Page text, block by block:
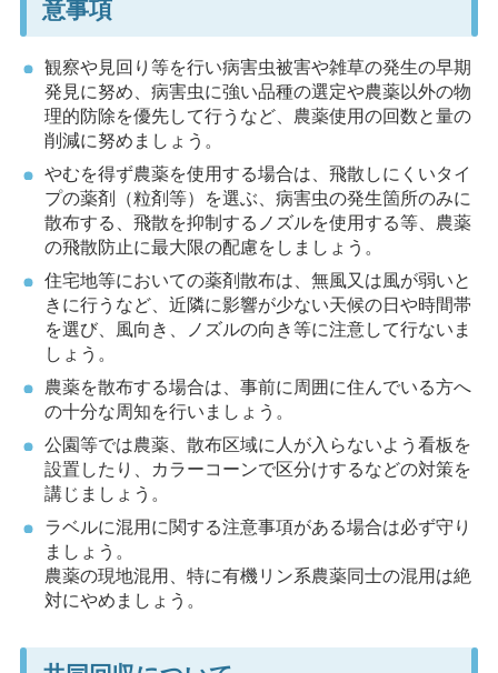
意事項
観察や見回り等を行い病害虫被害や雑草の発生の早期
発見に努め、病害虫に強い品種の選定や農薬以外の物
理的防除を優先して行うなど、農薬使用の回数と量の
削減に努めましょう。
やむを得ず農薬を使用する場合は、飛散しにくいタイ
プの薬剤（粒剤等）を選ぶ、病害虫の発生箇所のみに
散布する、飛散を抑制するノズルを使用する等、農薬
の飛散防止に最大限の配慮をしましょう。
住宅地等においての薬剤散布は、無風又は風が弱いと
きに行うなど、近隣に影響が少ない天候の日や時間帯
を選び、風向き、ノズルの向き等に注意して行ないま
しょう。
農薬を散布する場合は、事前に周囲に住んでいる方へ
の十分な周知を行いましょう。
公園等では農薬、散布区域に人が入らないよう看板を
設置したり、カラーコーンで区分けするなどの対策を
講じましょう。
ラベルに混用に関する注意事項がある場合は必ず守り
ましょう。
農薬の現地混用、特に有機リン系農薬同士の混用は絶
対にやめましょう。